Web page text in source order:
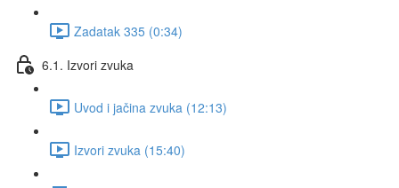
Zadatak 335 (0:34)
6.1. Izvori zvuka
Uvod i jačina zvuka (12:13)
Izvori zvuka (15:40)